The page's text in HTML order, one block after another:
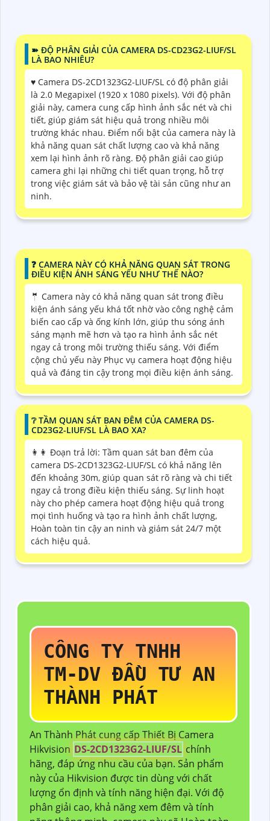
➽ ĐỘ PHÂN GIẢI CỦA CAMERA DS-CD23G2-LIUF/SL
LÀ BAO NHIÊU?
♥️ Camera DS-2CD1323G2-LIUF/SL có độ phân giải
là 2.0 Megapixel (1920 x 1080 pixels). Với độ phân
giải này, camera cung cấp hình ảnh sắc nét và chi
tiết, giúp giám sát hiệu quả trong nhiều môi
trường khác nhau. Điểm nổi bật của camera này là
khả năng quan sát chất lượng cao và khả năng
xem lại hình ảnh rõ ràng. Độ phân giải cao giúp
camera ghi lại những chi tiết quan trọng, hỗ trợ
trong việc giám sát và bảo vệ tài sản cũng như an
ninh.
❓ CAMERA NÀY CÓ KHẢ NĂNG QUAN SÁT TRONG
ĐIỀU KIỆN ÁNH SÁNG YẾU NHƯ THẾ NÀO?
🤵 Camera này có khả năng quan sát trong điều
kiện ánh sáng yếu khá tốt nhờ vào công nghệ cảm
biến cao cấp và ống kính lớn, giúp thu sóng ánh
sáng mạnh mẽ hơn và tạo ra hình ảnh sắc nét
ngay cả trong môi trường thiếu sáng. Với điểm
cộng chủ yếu này Phục vụ camera hoạt động hiệu
quả và đáng tin cậy trong mọi điều kiện ánh sáng.
❔ TẦM QUAN SÁT BAN ĐÊM CỦA CAMERA DS-
CD23G2-LIUF/SL LÀ BAO XA?
️👩‍👩 Đoạn trả lời: Tầm quan sát ban đêm của
camera DS-2CD1323G2-LIUF/SL có khả năng lên
đến khoảng 30m, giúp quan sát rõ ràng và chi tiết
ngay cả trong điều kiện thiếu sáng. Sự linh hoạt
này cho phép camera hoạt động hiệu quả trong
mọi tình huống và tạo ra hình ảnh chất lượng,
Hoàn toàn tin cậy an ninh và giám sát 24/7 một
cách hiệu quả.
CÔNG TY TNHH
TM-DV ĐẦU TƯ AN
THÀNH PHÁT
An Thành Phát cung cấp Thiết Bị Camera
Hikvision DS-2CD1323G2-LIUF/SL chính
hãng, đáp ứng nhu cầu của bạn. Sản phẩm
này của Hikvision được tin dùng với chất
lượng ổn định và tính năng hiện đại. Với độ
phân giải cao, khả năng xem đêm và tính